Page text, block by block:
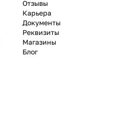
Отзывы
Карьера
Документы
Реквизиты
Магазины
Блог